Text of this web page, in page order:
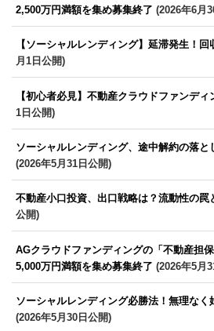
2,500万円満額を集め募集終了 (2026年6月
【ソーシャルレンディング】延滞発生！
月1日公開)
【初心者必見】不動産クラウドファンディ
1日公開)
ソーシャルレンディング、途中解約の落と
(2026年5月31日公開)
不動産小口投資、出口戦略は？流動性の罠
公開)
AGクラウドファンディングの「不動産担
5,000万円満額を集め募集終了 (2026年5月
ソーシャルレンディング必勝法！無理なく
(2026年5月30日公開)